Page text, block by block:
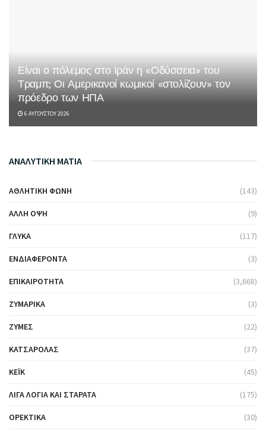
Είναι ο πόλεμος στο Ιράν η «Οδύσσεια» του
Τραμπ; Οι Αμερικανοί κωμικοί «στολίζουν» τον
πρόεδρο των ΗΠΑ
6 ΑΥΓΟΎΣΤΟΥ 2026
ΑΝΑΛΥΤΙΚΗ ΜΑΤΙΑ
ΑΘΛΗΤΙΚΉ ΦΩΝΉ (143)
ΆΛΛΗ ΌΨΗ (9)
ΓΛΥΚΆ (117)
ΕΝΔΙΑΦΈΡΟΝΤΑ (3)
ΕΠΙΚΑΙΡΌΤΗΤΑ (3,668)
ΖΥΜΑΡΙΚΆ (3)
ΖΎΜΕΣ (22)
ΚΑΤΣΑΡΌΛΑΣ (37)
ΚΈΙΚ (45)
ΛΊΓΑ ΛΌΓΙΑ ΚΑΙ ΣΤΑΡΆΤΑ (175)
ΟΡΕΚΤΙΚΆ (30)